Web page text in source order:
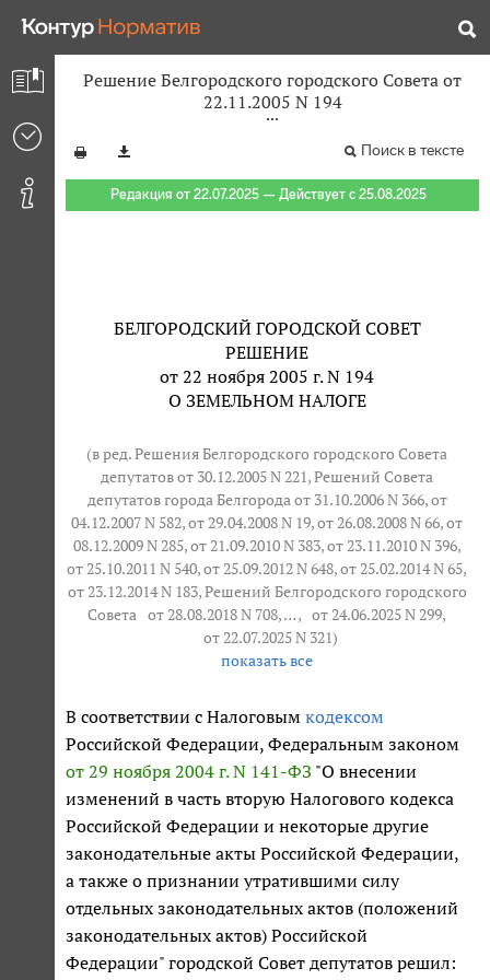
Решение Белгородского городского Совета от
22.11.2005 N 194
Поиск в тексте
Редакция от 22.07.2025 — Действует с 25.08.2025
БЕЛГОРОДСКИЙ ГОРОДСКОЙ СОВЕТ
РЕШЕНИЕ
от 22 ноября 2005 г. N 194
О ЗЕМЕЛЬНОМ НАЛОГЕ
(в ред. Решения Белгородского городского Совета
депутатов от 30.12.2005 N 221, Решений Совета
депутатов города Белгорода от 31.10.2006 N 366, от
04.12.2007 N 582, от 29.04.2008 N 19, от 26.08.2008 N 66, от
08.12.2009 N 285, от 21.09.2010 N 383, от 23.11.2010 N 396,
от 25.10.2011 N 540, от 25.09.2012 N 648, от 25.02.2014 N 65,
от 23.12.2014 N 183, Решений Белгородского городского
Совета от 28.08.2018 N 708, … , от 24.06.2025 N 299,
от 22.07.2025 N 321)
показать все
В соответствии с Налоговым кодексом
Российской Федерации, Федеральным законом
от 29 ноября 2004 г. N 141-ФЗ "О внесении
изменений в часть вторую Налогового кодекса
Российской Федерации и некоторые другие
законодательные акты Российской Федерации,
а также о признании утратившими силу
отдельных законодательных актов (положений
законодательных актов) Российской
Федерации" городской Совет депутатов решил: